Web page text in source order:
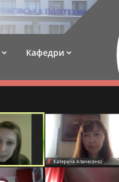
Кафедри